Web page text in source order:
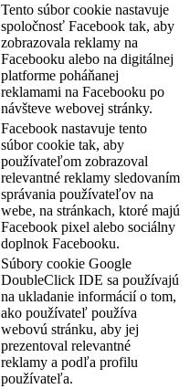
Tento súbor cookie nastavuje
spoločnosť Facebook tak, aby
zobrazovala reklamy na
Facebooku alebo na digitálnej
platforme poháňanej
reklamami na Facebooku po
návšteve webovej stránky.
Facebook nastavuje tento
súbor cookie tak, aby
používateľom zobrazoval
relevantné reklamy sledovaním
správania používateľov na
webe, na stránkach, ktoré majú
Facebook pixel alebo sociálny
doplnok Facebooku.
Súbory cookie Google
DoubleClick IDE sa používajú
na ukladanie informácií o tom,
ako používateľ používa
webovú stránku, aby jej
prezentoval relevantné
reklamy a podľa profilu
používateľa.